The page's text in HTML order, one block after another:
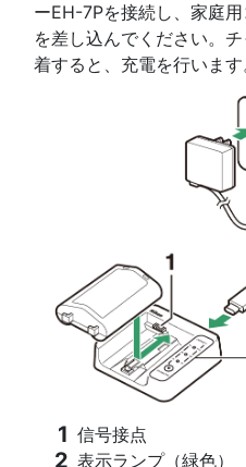
ーEH-7Pを接続し、家庭
を差し込んでください。
着すると、充電を行います
信号接点
表示ランプ（緑色）